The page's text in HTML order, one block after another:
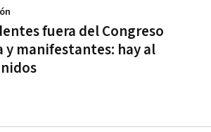
fuera del Congreso
y manifestantes: hay al